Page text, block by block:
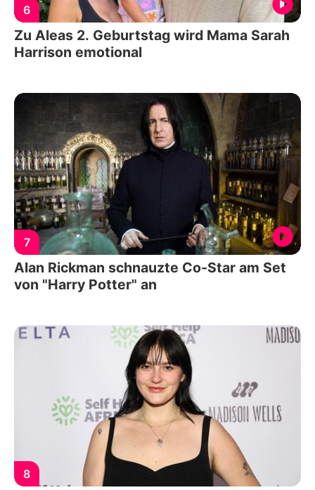
6
Zu Aleas 2. Geburtstag wird Mama Sarah
Harrison emotional
7
Alan Rickman schnauzte Co-Star am Set
von "Harry Potter" an
8